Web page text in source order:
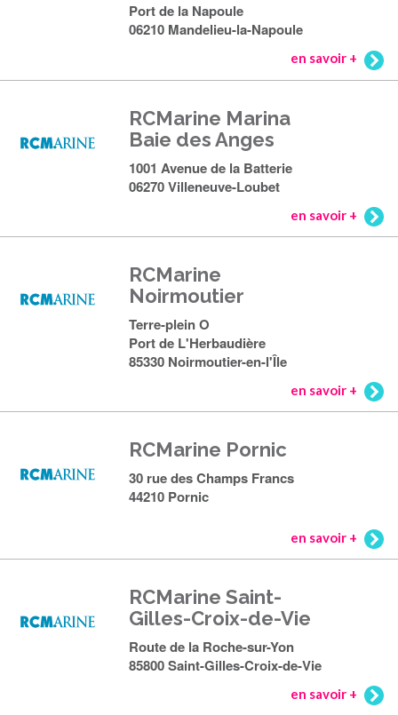
Port de la Napoule
06210 Mandelieu-la-Napoule
en savoir +
RCMarine Marina
Baie des Anges
1001 Avenue de la Batterie
06270 Villeneuve-Loubet
en savoir +
RCMarine
Noirmoutier
Terre-plein O
Port de L'Herbaudière
85330 Noirmoutier-en-l'Île
en savoir +
RCMarine Pornic
30 rue des Champs Francs
44210 Pornic
en savoir +
RCMarine Saint-
Gilles-Croix-de-Vie
Route de la Roche-sur-Yon
85800 Saint-Gilles-Croix-de-Vie
en savoir +